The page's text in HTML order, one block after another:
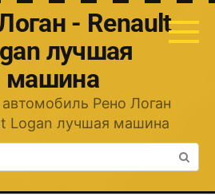
- Renault
лучшая
машина
Рено Логан
Logan лучшая машина